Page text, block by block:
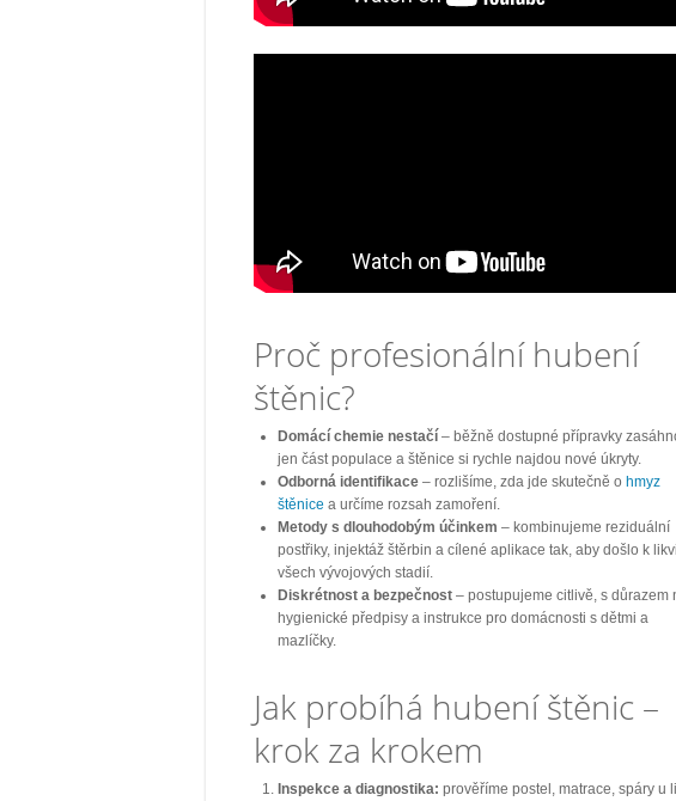
Proč profesionální hubení
štěnic?
Domácí chemie nestačí – běžně dostupné přípravky
jen část populace a štěnice si rychle najdou nové úkryty.
Odborná identifikace – rozlišíme, zda jde skutečně o hmyz
štěnice a určíme rozsah zamoření.
Metody s dlouhodobým účinkem – kombinujeme reziduální
postřiky, injektáž štěrbin a cílené aplikace tak, aby došlo k
všech vývojových stadií.
Diskrétnost a bezpečnost – postupujeme citlivě, s důrazem
hygienické předpisy a instrukce pro domácnosti s dětmi a
mazlíčky.
Jak probíhá hubení štěnic –
krok za krokem
Inspekce a diagnostika: prověříme postel, matrace, spáry u